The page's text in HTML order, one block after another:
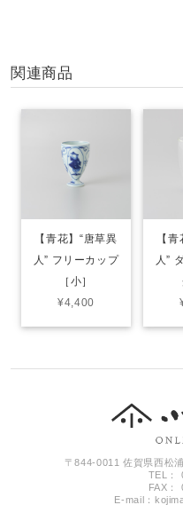
関連商品
【青花】“唐草異
人” フリーカップ
［小］
¥4,400
【
人”
〒844-0011 佐賀県西松
TEL：
FAX：
E-mail：